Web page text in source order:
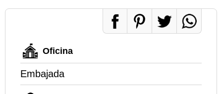
Oficina
Embajada